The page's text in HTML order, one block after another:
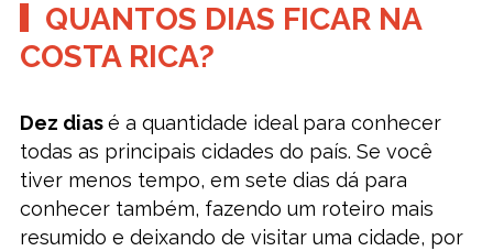
QUANTOS DIAS FICAR NA
COSTA RICA?
Dez diasé a quantidade ideal para conhecer
todas as principais cidades do país. Se você
tiver menos tempo, em sete dias dá para
conhecer também, fazendo um roteiro mais
resumido e deixando de visitar uma cidade, por